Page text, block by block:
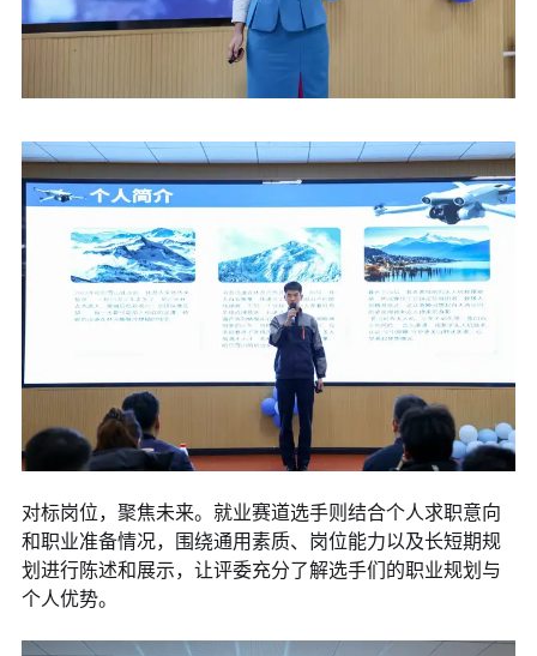
对标岗位，聚焦未来。就业赛道选手则结合个人求职意向
和职业准备情况，围绕通用素质、岗位能力以及长短期规
划进行陈述和展示，让评委充分了解选手们的职业规划与
个人优势。